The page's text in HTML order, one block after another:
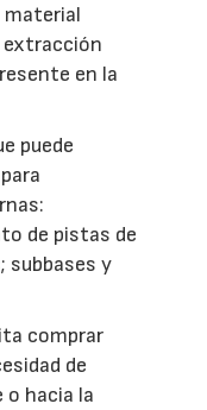
material
en la
puede
de pistas de
subbases y
comprar
de
hacia la